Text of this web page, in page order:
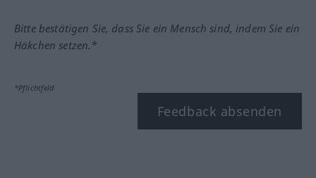
Bitte bestätigen Sie, dass Sie ein Mensch sind, indem Sie ein
Häkchen setzen.*
*Pflichtfeld
Feedback absenden